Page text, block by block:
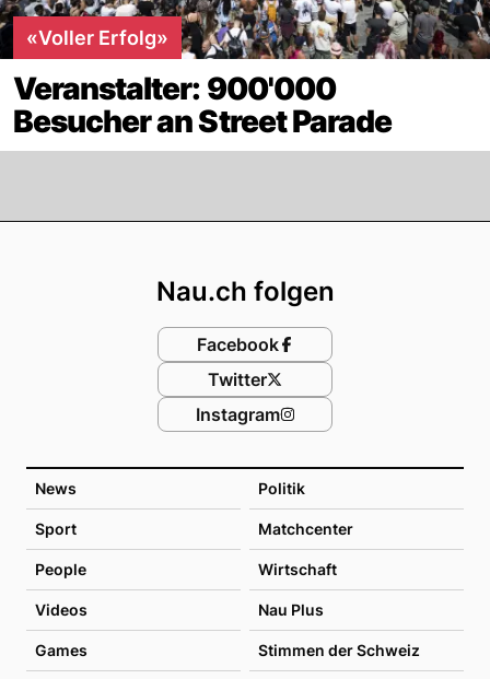
«Voller Erfolg»
Veranstalter: 900'000
Besucher an Street Parade
News Politik
Sport Matchcenter
People Wirtschaft
Videos Nau Plus
Games Stimmen der Schweiz
Nau.ch folgen
Facebook
Twitter
Instagram